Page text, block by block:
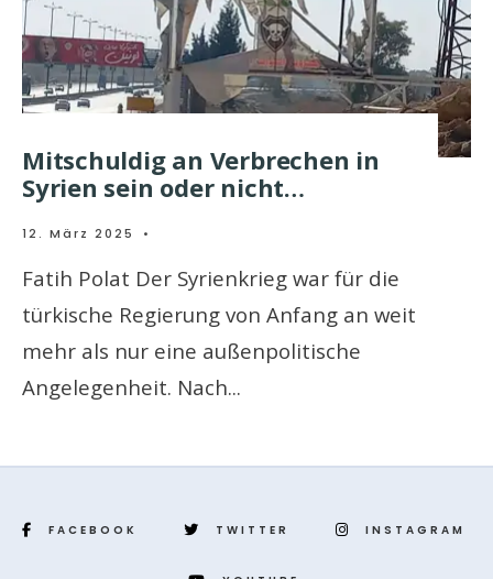
Mitschuldig an Verbrechen in
Syrien sein oder nicht…
12. März 2025 •
Fatih Polat Der Syrienkrieg war für die
türkische Regierung von Anfang an weit
mehr als nur eine außenpolitische
Angelegenheit. Nach...
FACEBOOK TWITTER INSTAGRAM